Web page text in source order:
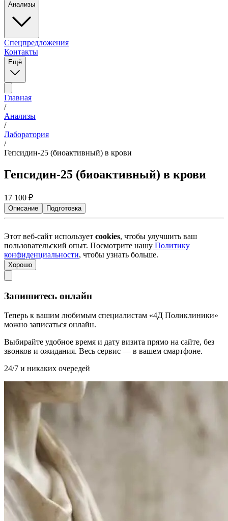
Анализы
Спецпредложения
Контакты
Ещё
Главная
/
Анализы
/
Лаборатория
/
Гепсидин-25 (биоактивный) в крови
Гепсидин-25 (биоактивный) в крови
17 100 ₽
Описание Подготовка
Этот веб-сайт использует cookies, чтобы улучшить ваш
пользовательский опыт. Посмотрите нашу Политику
конфиденциальности, чтобы узнать больше.
Хорошо
Запишитесь онлайн
Теперь к вашим любимым специалистам «4Д Поликлиники»
можно записаться онлайн.
Выбирайте удобное время и дату визита прямо на сайте, без
звонков и ожидания. Весь сервис — в вашем смартфоне.
24/7 и никаких очередей